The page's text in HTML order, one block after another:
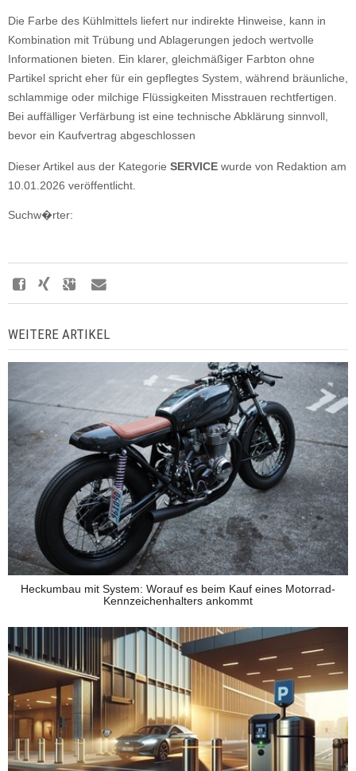
Die Farbe des Kühlmittels liefert nur indirekte Hinweise, kann in
Kombination mit Trübung und Ablagerungen jedoch wertvolle
Informationen bieten. Ein klarer, gleichmäßiger Farbton ohne
Partikel spricht eher für ein gepflegtes System, während bräunliche,
schlammige oder milchige Flüssigkeiten Misstrauen rechtfertigen.
Bei auffälliger Verfärbung ist eine technische Abklärung sinnvoll,
bevor ein Kaufvertrag abgeschlossen
Dieser Artikel aus der Kategorie SERVICE wurde von Redaktion am
10.01.2026 veröffentlicht.
Suchw�rter:
WEITERE ARTIKEL
Heckumbau mit System: Worauf es beim Kauf eines Motorrad-
Kennzeichenhalters ankommt